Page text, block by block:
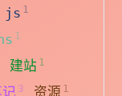
js 1
1
建站 1
3 资源 1